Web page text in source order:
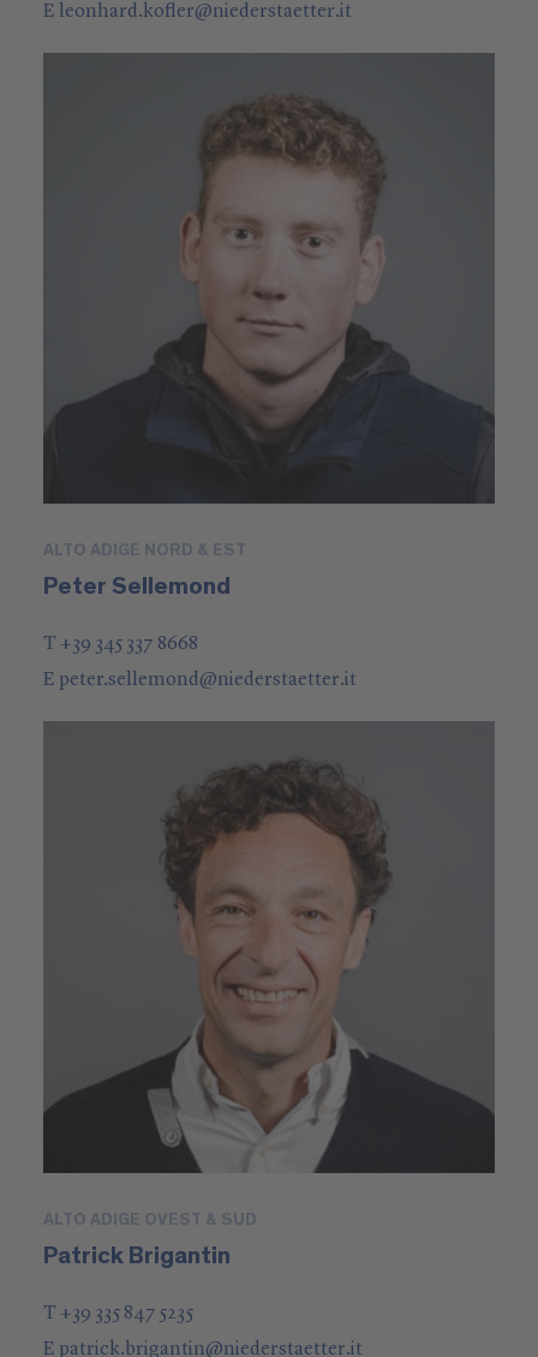
E leonhard.kofler@niederstaetter.it
ALTO ADIGE NORD & EST
Peter Sellemond
T +39 345 337 8668
E peter.sellemond@niederstaetter.it
ALTO ADIGE OVEST & SUD
Patrick Brigantin
T +39 335 847 5235
E patrick.brigantin@niederstaetter.it